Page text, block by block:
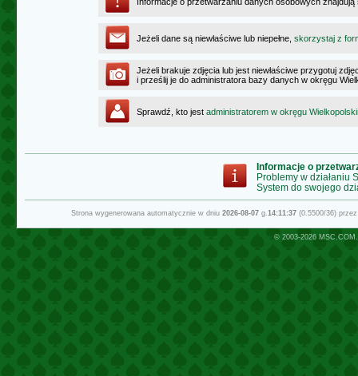
Jeżeli dane są niewłaściwe lub niepełne, skorzystaj z
Jeżeli brakuje zdjęcia lub jest niewłaściwe przygotuj
i prześlij je do administratora bazy danych w okręgu
Sprawdź, kto jest administratorem w okręgu
Informacje o
Problemy w działaniu
System do swojego
Strona wygenerowana automatycznie w dniu 2026-08-07g.14:11:37(0.5500/36)
© 2003-2026